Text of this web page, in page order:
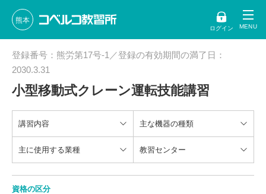
熊本
ログイン
登録番号：熊労第17号-1／登録の有効期間の満了日：
2030.3.31
小型移動式クレーン運転技能講習
講習内容 主な機器の種類
主に使用する業種 教習センター
資格の区分